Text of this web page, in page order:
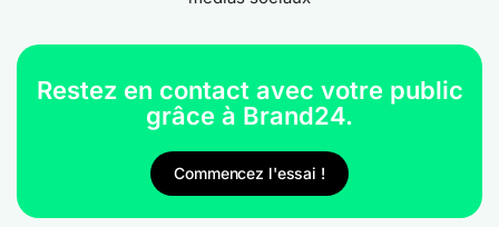
Restez en contact avec votre public
grâce à Brand24.
Commencez l'essai !